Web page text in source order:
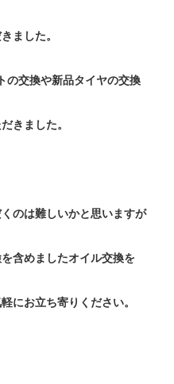
ました。
の交換や新品タイヤの交換
きました。
のは難しいかと思いますが
含めましたオイル交換を
にお立ち寄りください。